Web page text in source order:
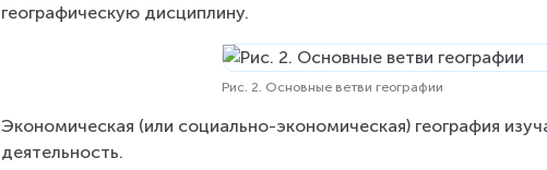
географическую дисциплину.
Рис. 2. Основные ветви географии
Экономическая (или социально-экономическая) география
деятельность.